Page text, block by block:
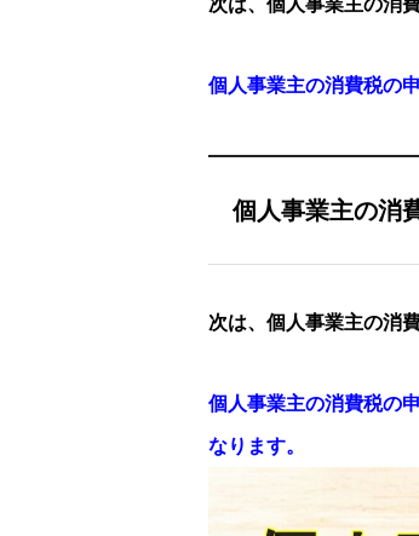
次は、個人事業主の消
個人事業主の消費税の
個人事業主の消
次は、個人事業主の消
個人事業主の消費税の
なります。